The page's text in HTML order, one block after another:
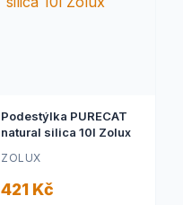
Podestýlka PURECAT
natural silica 10l Zolux
ZOLUX
421 Kč